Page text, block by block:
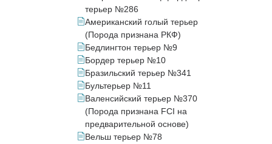
терьер №286
Американский голый терьер
(Порода признана РКФ)
Бедлингтон терьер №9
Бордер терьер №10
Бразильский терьер №341
Бультерьер №11
Валенсийский терьер №370
(Порода признана FCI на
предварительной основе)
Вельш терьер №78